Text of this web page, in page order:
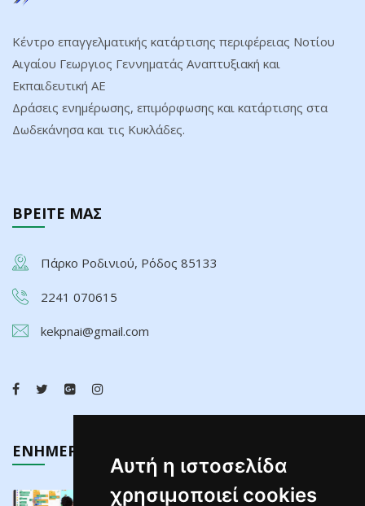
Αυτή η ιστοσελίδα
χρησιμοποιεί cookies
Κέντρο επαγγελματικής κατάρτισης περιφέρειας Νοτίου
Αιγαίου Γεωργιος Γεννηματάς Αναπτυξιακή και
Εκπαιδευτική ΑΕ
Δράσεις ενημέρωσης, επιμόρφωσης και κατάρτισης στα
Δωδεκάνησα και τις Κυκλάδες.
ΒΡΕΙΤΕ ΜΑΣ
Πάρκο Ροδινιού, Ρόδος 85133
2241 070615
kekpnai@gmail.com
ΕΝΗΜΕΡΩΣΗ
Τελευταίος Κύκλος Σεμιναρίων Διαδραστικών ...